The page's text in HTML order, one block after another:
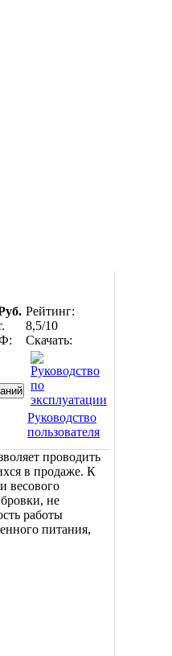
Рейтинг:
8,5/10
Скачать:
Руководство
пользователя
проводить
в продаже. К
весового
не
работы
питания,